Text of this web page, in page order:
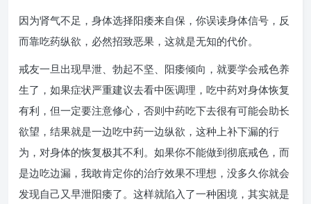
因为肾气不足，身体选择阳痿来自保，你误读身体信号，反
而靠吃药纵欲，必然招致恶果，这就是无知的代价。
戒友一旦出现早泄、勃起不坚、阳痿倾向，就要学会戒色养
生了，如果症状严重建议去看中医调理，吃中药对身体恢复
有利，但一定要注意修心，否则中药吃下去很有可能会助长
欲望，结果就是一边吃中药一边纵欲，这种上补下漏的行
为，对身体的恢复极其不利。如果你不能做到彻底戒色，而
是边吃边漏，我敢肯定你的治疗效果不理想，没多久你就会
发现自己又早泄阳痿了。这样就陷入了一种困境，其实就是